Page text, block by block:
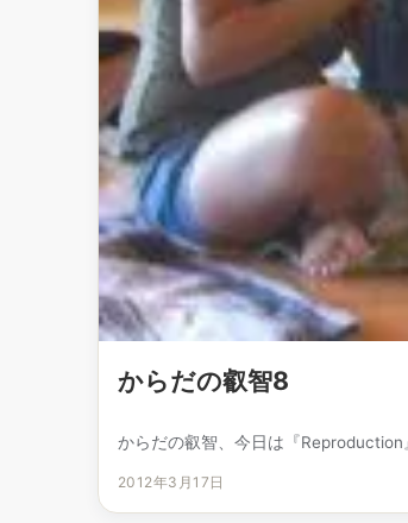
からだの叡智8
からだの叡智、今日は『
2012年3月17日